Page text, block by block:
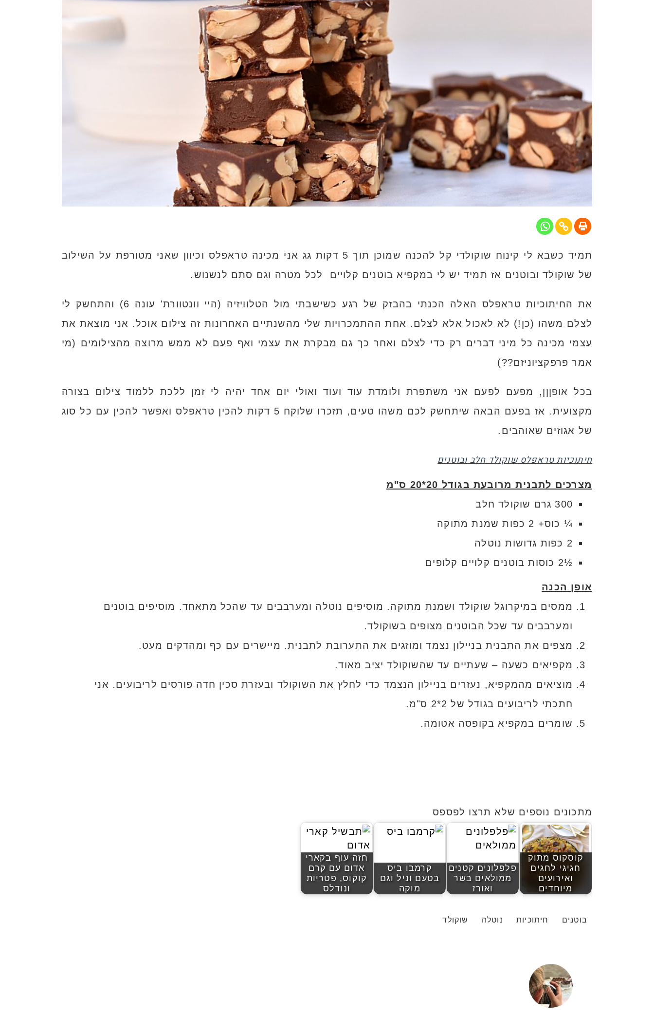
תמיד כשבא לי קינוח שוקולדי קל להכנה שמוכן תוך 5 דקות גג אני מכינה טראפלס וכיוון שאני מטורפת על השילוב
של שוקולד ובוטנים אז תמיד יש לי במקפיא בוטנים קלויים לכל מטרה וגם סתם לנשנוש.
את החיתוכיות טראפלס האלה הכנתי בהבזק של רגע כשישבתי מול הטלוויזיה (היי וונטוורת' עונה 6) והתחשק לי
לצלם משהו (כן!) לא לאכול אלא לצלם. אחת ההתמכרויות שלי מהשנתיים האחרונות זה צילום אוכל. אני מוצאת את
עצמי מכינה כל מיני דברים רק כדי לצלם ואחר כך גם מבקרת את עצמי ואף פעם לא ממש מרוצה מהצילומים (מי
אמר פרפקציוניזם??)
בכל אופןןן, מפעם לפעם אני משתפרת ולומדת עוד ועוד ואולי יום אחד יהיה לי זמן ללכת ללמוד צילום בצורה
מקצועית. אז בפעם הבאה שיתחשק לכם משהו טעים, תזכרו שלוקח 5 דקות להכין טראפלס ואפשר להכין עם כל סוג
של אגוזים שאוהבים.
חיתוכיות טראפלס שוקולד חלב ובוטנים
מצרכים לתבנית מרובעת בגודל 20*20 ס"מ
300 גרם שוקולד חלב
¼ כוס+ 2 כפות שמנת מתוקה
2 כפות גדושות נוטלה
½2 כוסות בוטנים קלויים קלופים
אופן הכנה
ממסים במיקרוגל שוקולד ושמנת מתוקה. מוסיפים נוטלה ומערבבים עד שהכל מתאחד. מוסיפים בוטנים
ומערבבים עד שכל הבוטנים מצופים בשוקולד.
מצפים את התבנית בניילון נצמד ומוזגים את התערובת לתבנית. מיישרים עם כף ומהדקים מעט.
מקפיאים כשעה – שעתיים עד שהשוקולד יציב מאוד.
מוציאים מהמקפיא, נעזרים בניילון הנצמד כדי לחלץ את השוקולד ובעזרת סכין חדה פורסים לריבועים. אני
חתכתי לריבועים בגודל של 2*2 ס"מ.
שומרים במקפיא בקופסה אטומה.
מתכונים נוספים שלא תרצו לפספס
קוסקוס מתוק
חגיגי לחגים
ואירועים
מיוחדים
פלפלונים קטנים
ממולאים בשר
ואורז
קרמבו ביס
בטעם וניל וגם
מוקה
חזה עוף בקארי
אדום עם קרם
קוקוס, פטריות
ונודלס
בוטנים חיתוכיות נוטלה שוקולד